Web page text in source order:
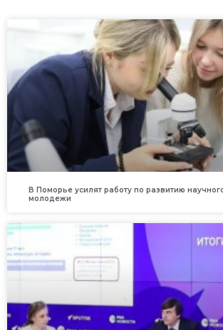
В Поморье усилят работу по развитию
молодежи